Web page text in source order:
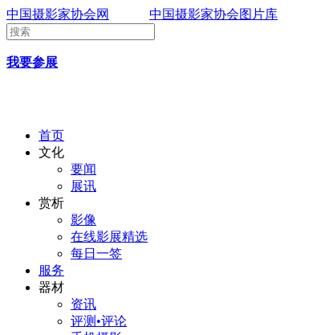
中国摄影家协会网 中国摄影家协会图片库
我要参展
首页
文化
要闻
展讯
赏析
影像
在线影展精选
每日一签
服务
器材
资讯
评测•评论